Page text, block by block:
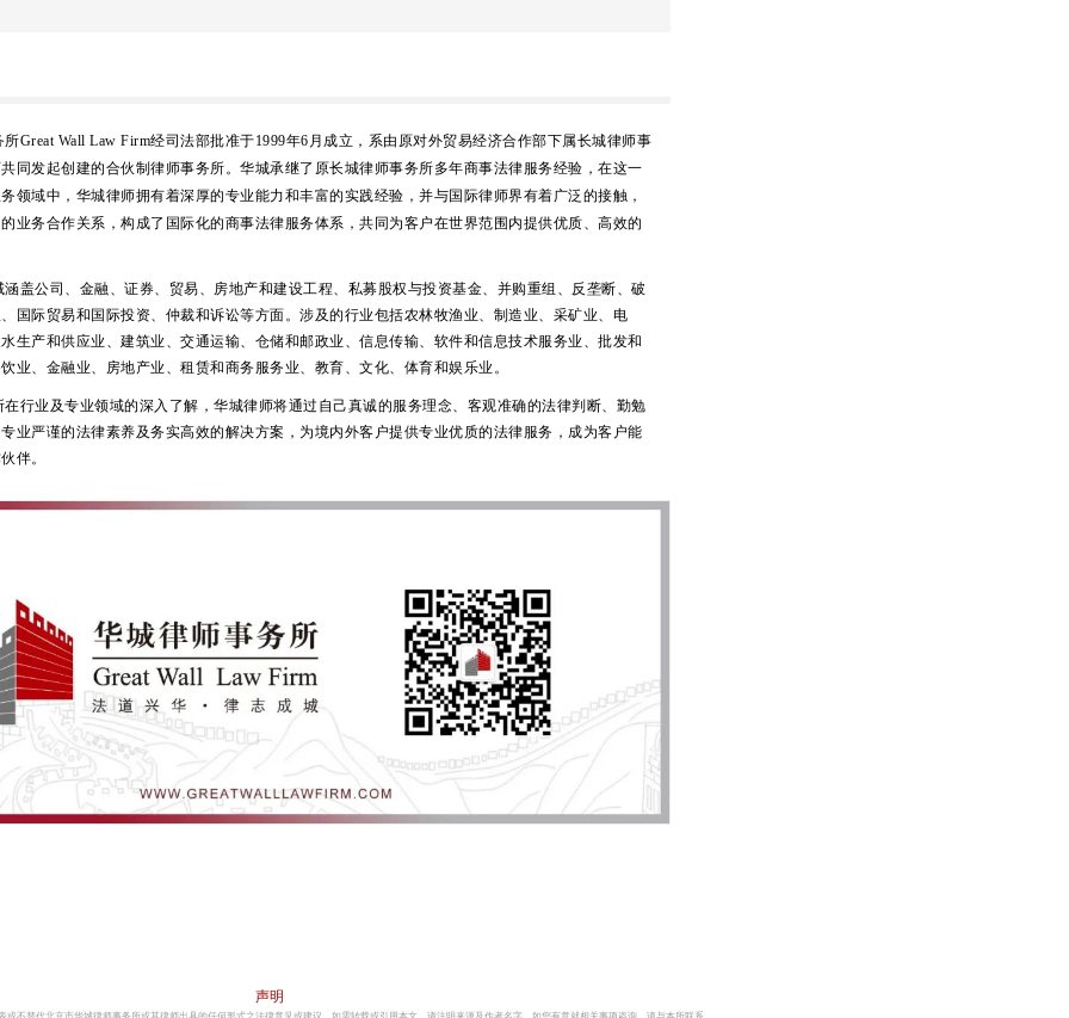
Great Wall Law Firm经司法部批准于1999年6月成立，系由原对外贸易经济合作部下属长城律师事
同发起创建的合伙制律师事务所。 华城承继了原长城律师事务所多年商事法律服务经验，在这一
领域中，华城律师拥有着深厚的专业能力和丰富的实践经验，并与国际律师界有着广泛的接触，
业务合作关系，构成了国际化的商事法律服务体系，共同为客户在世界范围内提供优质、高效的
涵盖公司、金融、证券、贸易、房地产和建设工程、私募股权与投资基金、并购重组、反垄断、破
国际贸易和国际投资、仲裁和诉讼等方面。涉及的行业包括农林牧渔业、制造业、采矿业、电
生产和供应业、建筑业、交通运输、仓储和邮政业、信息传输、软件和信息技术服务业、批发和
业、金融业、房地产业、租赁和商务服务业、教育、文化、体育和娱乐业。
在行业及专业领域的深入了解，华城律师将通过自己真诚的服务理念、客观准确的法律判断、勤勉
业严谨的法律素养及务实高效的解决方案，为境内外客户提供专业优质的法律服务，成为客户能
伴。
声明